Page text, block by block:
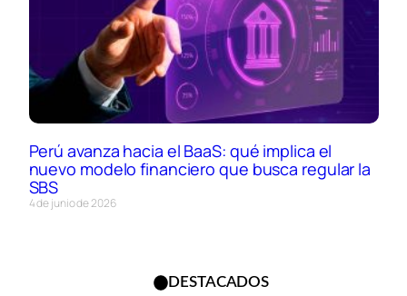
Perú avanza hacia el BaaS: qué implica el
nuevo modelo financiero que busca regular la
SBS
4 de junio de 2026
DESTACADOS